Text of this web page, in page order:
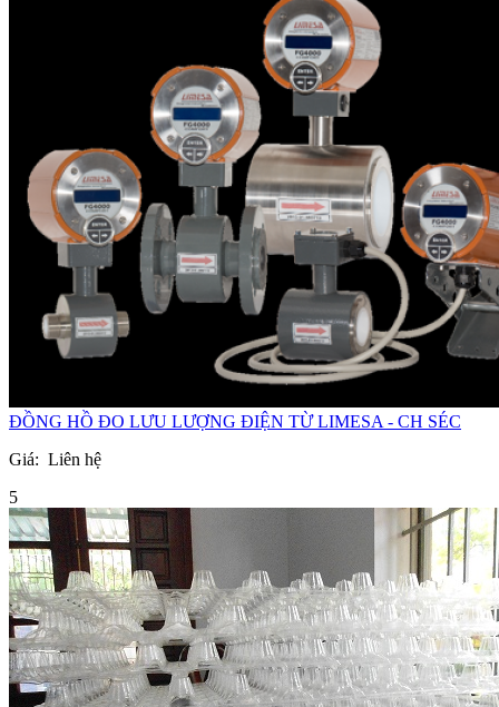
ĐỒNG HỒ ĐO LƯU LƯỢNG ĐIỆN TỪ LIMESA - CH SÉC
Giá: Liên hệ
5